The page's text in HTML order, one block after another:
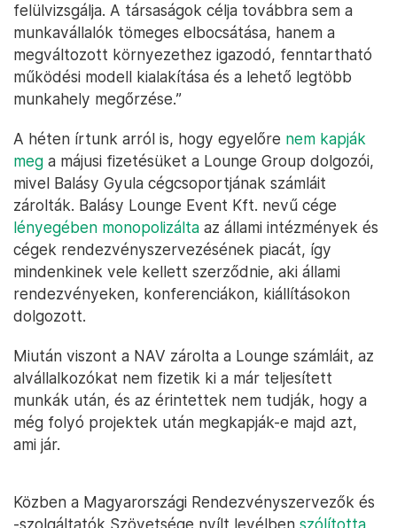
felülvizsgálja. A társaságok célja továbbra sem a
munkavállalók tömeges elbocsátása, hanem a
megváltozott környezethez igazodó, fenntartható
működési modell kialakítása és a lehető legtöbb
munkahely megőrzése.”
A héten írtunk arról is, hogy egyelőre nem kapják
meg a májusi fizetésüket a Lounge Group dolgozói,
mivel Balásy Gyula cégcsoportjának számláit
zárolták. Balásy Lounge Event Kft. nevű cége
lényegében monopolizálta az állami intézmények és
cégek rendezvényszervezésének piacát, így
mindenkinek vele kellett szerződnie, aki állami
rendezvényeken, konferenciákon, kiállításokon
dolgozott.
Miután viszont a NAV zárolta a Lounge számláit, az
alvállalkozókat nem fizetik ki a már teljesített
munkák után, és az érintettek nem tudják, hogy a
még folyó projektek után megkapják-e majd azt,
ami jár.
Közben a Magyarországi Rendezvényszervezők és
-szolgáltatók Szövetsége nyílt levélben szólította